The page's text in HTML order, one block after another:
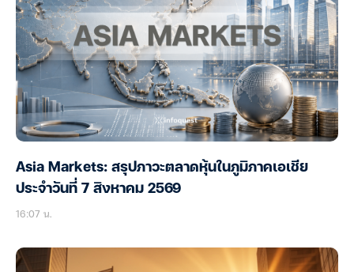
Asia Markets: สรุปภาวะตลาดหุ้นในภูมิภาคเอเชีย
ประจำวันที่ 7 สิงหาคม 2569
16:07 น.